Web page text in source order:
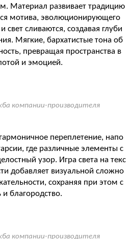
Материал развивает традицию
мотива, эволюционирующего
свет сливаются, создавая глуби
Мягкие, бархатистые тона об
превращая пространства в
и эмоцией.
компании-производителя
переплетение, напо
где различные элементы с
узор. Игра света на текс
добавляет визуальной сложно
сохраняя при этом с
благородство.
компании-производителя